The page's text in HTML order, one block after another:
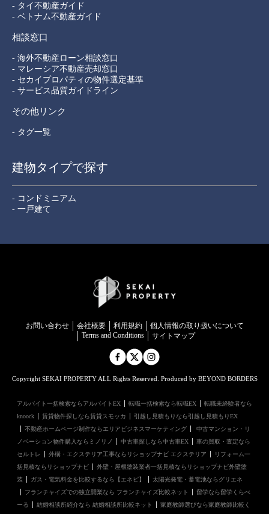
- タイ不動産ガイド
- ベトナム不動産ガイド
相談窓口
- 海外不動産ローン相談窓口
- マレーシア不動産売却窓口
- セカイプロパティの物件選定基準
- サービス品質ガイドライン
その他リンク
- タグ一覧
建物タイプで探す
- コンドミニアム
- 一戸建て
お問い合わせ 会社概要 利用規約
個⼈情報の取り扱いについて
Terms and Conditions
サイトマップ
Copyright SEKAI PROPERTY ALL Rights Reserved. Produced by BEYOND BORDERS
アルバイト一括検索ならアルバイトEX 転職一括検索なら転職EX
転職未経験者なら
knoock
賃貸物件探しなら賃貸スモッカ
引越し見積もりなら引越し見積もりEX
不動産ホームページ制作ならエリアビジネスマーケティング
中古マンション・リ
ノベーション物件購入ならミノリノ
中古車探しなら中古車EX
車の買取・査定なら
セルトレ
外構・エクステリア工事ならリショップナビ エクステリア
リフォーム一
括見積ならリショップナビ
外壁・屋根塗装業者一括見積ならリショップナビ外壁塗
装
ガス・電気料金を比較するなら【エネピ】
太陽光発電・蓄電池ならグリエネ
フランチャイズでの独立開業なら フランチャイズ比較ネット
留学なら留学くらべ
ーる
結婚相談所紹介なら 結婚相談所比較ネット
家庭教師選びなら家庭教師比較く